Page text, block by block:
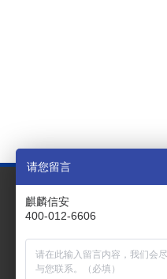
产品中心
操作系统
云计算
请您留言
麒麟信安
400-012-6606